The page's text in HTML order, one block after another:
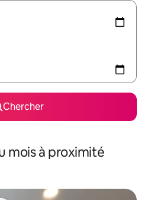
Chercher
mois à proximité